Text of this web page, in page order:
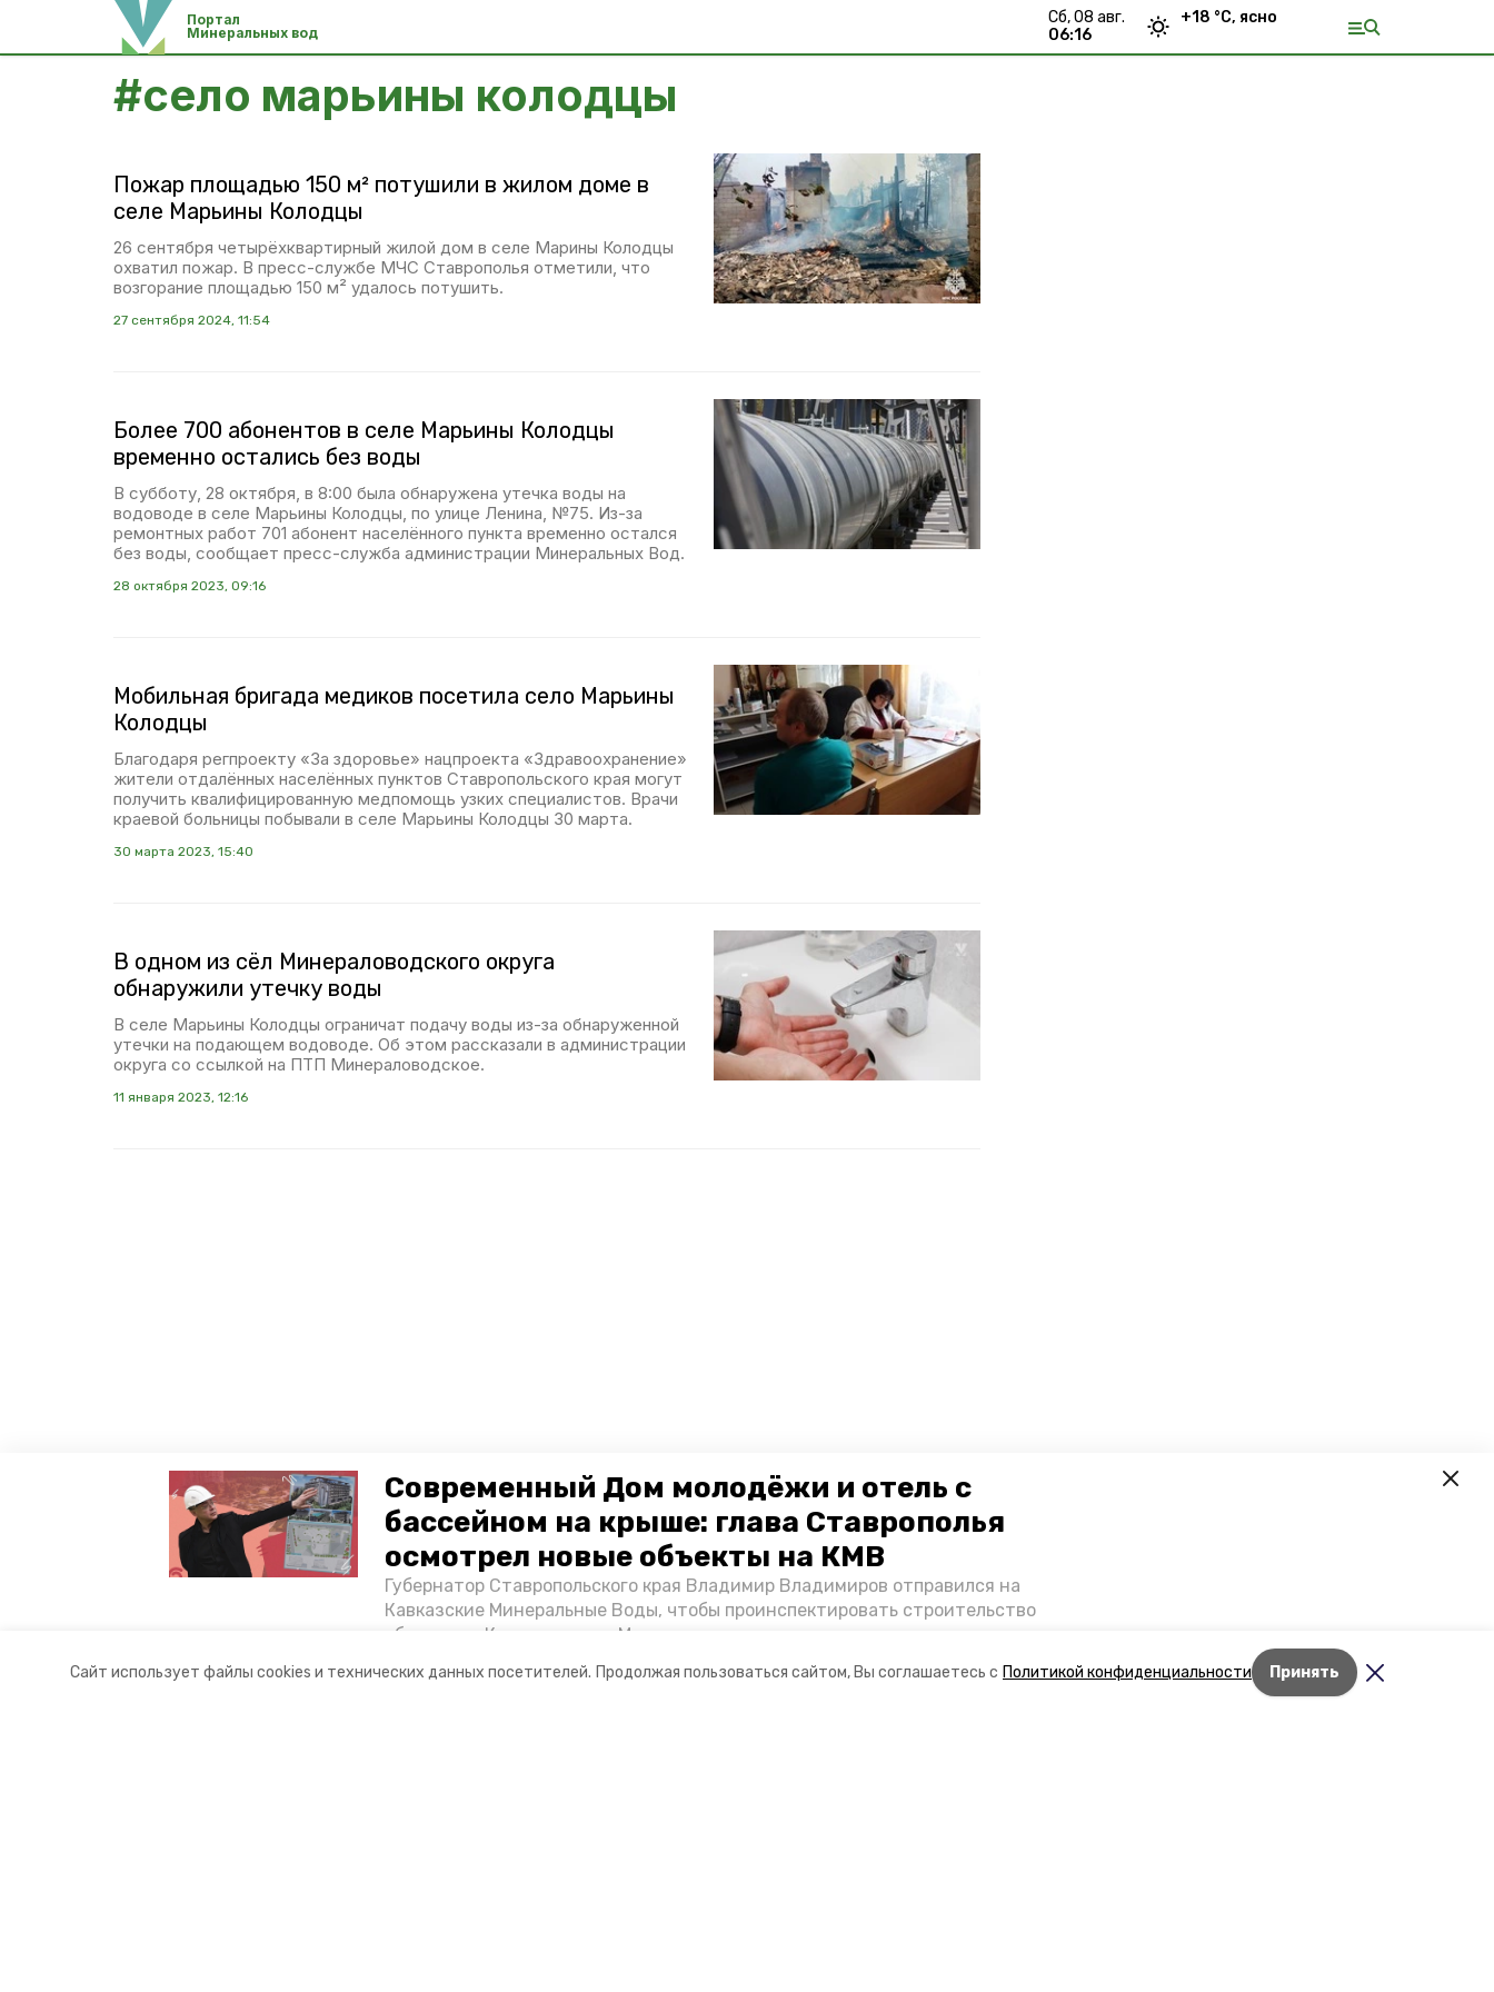
Сайт использует файлы cookies и технических данных посетителей. Продолжая пользоваться сайтом, Вы соглашаетесь с Политикой конфиденциальности Принять
Современный Дом молодёжи и отель с
бассейном на крыше: глава Ставрополья
осмотрел новые объекты на КМВ
Губернатор Ставропольского края Владимир Владимиров отправился на
Кавказские Минеральные Воды, чтобы проинспектировать строительство
объектов в Кисловодске и Минводах, а также выслушать предложения о
материале «Победы26».
Портал
Минеральных вод
сб, 08 авг.
06:16
+18 °С, ясно
#село марьины колодцы
Пожар площадью 150 м² потушили в жилом доме в
селе Марьины Колодцы
26 сентября четырёхквартирный жилой дом в селе Марины Колодцы
охватил пожар. В пресс-службе МЧС Ставрополья отметили, что
возгорание площадью 150 м² удалось потушить.
27 сентября 2024, 11:54
Более 700 абонентов в селе Марьины Колодцы
временно остались без воды
В субботу, 28 октября, в 8:00 была обнаружена утечка воды на
водоводе в селе Марьины Колодцы, по улице Ленина, №75. Из-за
ремонтных работ 701 абонент населённого пункта временно остался
без воды, сообщает пресс-служба администрации Минеральных Вод.
28 октября 2023, 09:16
Мобильная бригада медиков посетила село Марьины
Колодцы
Благодаря регпроекту «За здоровье» нацпроекта «Здравоохранение»
жители отдалённых населённых пунктов Ставропольского края могут
получить квалифицированную медпомощь узких специалистов. Врачи
краевой больницы побывали в селе Марьины Колодцы 30 марта.
30 марта 2023, 15:40
В одном из сёл Минераловодского округа
обнаружили утечку воды
В селе Марьины Колодцы ограничат подачу воды из-за обнаруженной
утечки на подающем водоводе. Об этом рассказали в администрации
округа со ссылкой на ПТП Минераловодское.
11 января 2023, 12:16